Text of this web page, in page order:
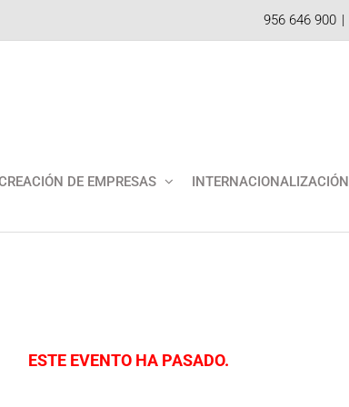
956 646 900 |
DE EMPRESAS INTERNACIONALIZACIÓN
ESTE EVENTO HA PASADO.